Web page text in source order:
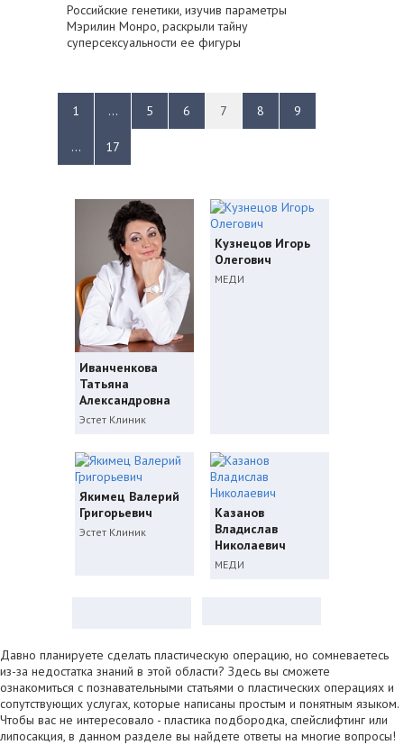
Российские генетики, изучив параметры
Мэрилин Монро, раскрыли тайну
суперсексуальности ее фигуры
1 ... 5 6 7 8 9
... 17
Иванченкова
Татьяна
Александровна
Эстет Клиник
Кузнецов Игорь
Олегович
МЕДИ
Якимец Валерий
Григорьевич
Эстет Клиник
Казанов
Владислав
Николаевич
МЕДИ
Давно планируете сделать пластическую операцию, но сомневаетесь
из-за недостатка знаний в этой области? Здесь вы сможете
ознакомиться с познавательными статьями о пластических операциях и
сопутствующих услугах, которые написаны простым и понятным языком.
Чтобы вас не интересовало - пластика подбородка, спейслифтинг или
липосакция, в данном разделе вы найдете ответы на многие вопросы!